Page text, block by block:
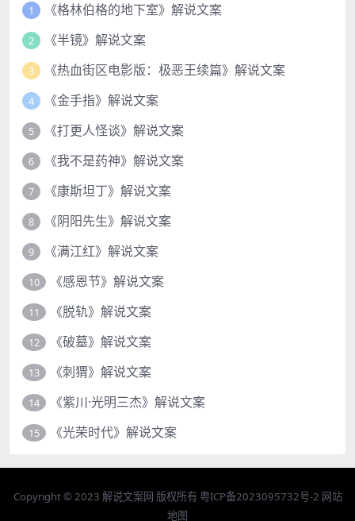
1 《格林伯格的地下室》解说文案
2 《半镜》解说文案
3 《热血街区电影版：极恶王续篇》解说文案
4 《金手指》解说文案
5 《打更人怪谈》解说文案
6 《我不是药神》解说文案
7 《康斯坦丁》解说文案
8 《阴阳先生》解说文案
9 《满江红》解说文案
10 《感恩节》解说文案
11 《脱轨》解说文案
12 《破墓》解说文案
13 《刺猬》解说文案
14 《紫川·光明三杰》解说文案
15 《光荣时代》解说文案
Copyright © 2023 解说文案网 版权所有 粤ICP备2023095732号-2 网站
地图